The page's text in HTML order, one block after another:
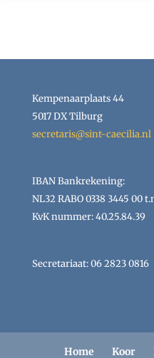
Kempenaarplaats 44
5017 DX Tilburg
secretaris@sint-caecilia.nl
IBAN Bankrekening:
NL32 RABO 0338 3445 00
KvK nummer: 40.25.84.39
Secretariaat: 06 2823 0816
Home Koor